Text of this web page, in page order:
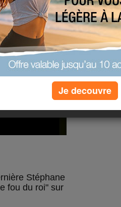
Stéphane
fou du roi" sur
Je decouvre